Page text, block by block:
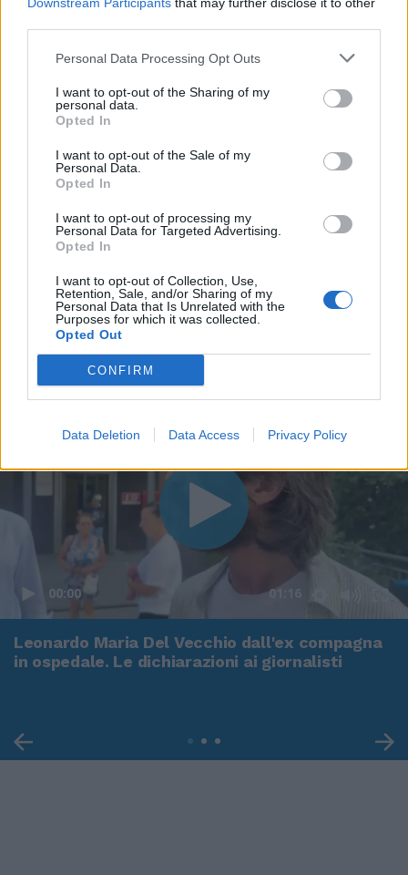
Personal Data Processing Opt Outs
I want to opt-out of the Sharing of my
personal data.
Opted In
I want to opt-out of the Sale of my
Personal Data.
Opted In
I want to opt-out of processing my
Personal Data for Targeted Advertising.
Opted In
I want to opt-out of Collection, Use,
Retention, Sale, and/or Sharing of my
Personal Data that Is Unrelated with the
Purposes for which it was collected.
Opted Out
CONFIRM
Data Deletion Data Access Privacy Policy
00:00 01:16
Leonardo Maria Del Vecchio dall'ex compagna
in ospedale. Le dichiarazioni ai giornalisti